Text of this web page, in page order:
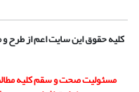
کلیه حقوق این سایت اعم از طرح
مسئولیت صحت و سقم کلیه